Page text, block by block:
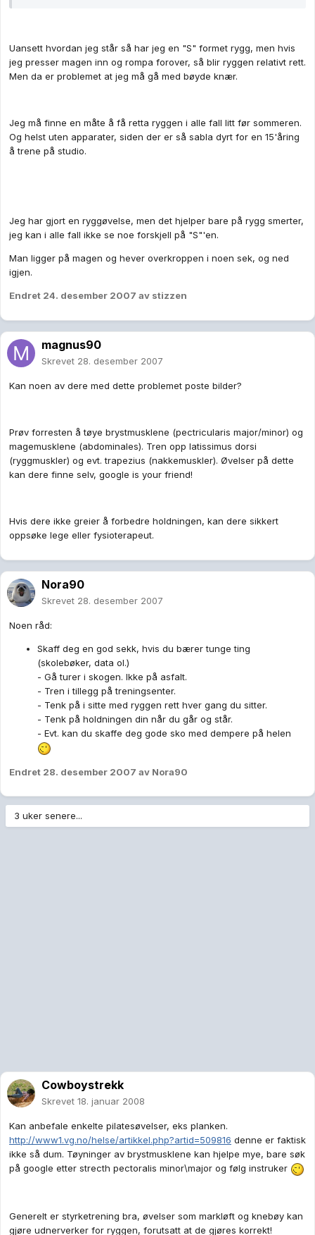
Uansett hvordan jeg står så har jeg en "S" formet rygg, men hvis
jeg presser magen inn og rompa forover, så blir ryggen relativt rett.
Men da er problemet at jeg må gå med bøyde knær.
Jeg må finne en måte å få retta ryggen i alle fall litt før sommeren.
Og helst uten apparater, siden der er så sabla dyrt for en 15'åring
å trene på studio.
Jeg har gjort en ryggøvelse, men det hjelper bare på rygg smerter,
jeg kan i alle fall ikke se noe forskjell på "S"'en.
Man ligger på magen og hever overkroppen i noen sek, og ned
igjen.
Endret 24. desember 2007 av stizzen
magnus90
Skrevet 28. desember 2007
Kan noen av dere med dette problemet poste bilder?
Prøv forresten å tøye brystmusklene (pectricularis major/minor) og
magemusklene (abdominales). Tren opp latissimus dorsi
(ryggmuskler) og evt. trapezius (nakkemuskler). Øvelser på dette
kan dere finne selv, google is your friend!
Hvis dere ikke greier å forbedre holdningen, kan dere sikkert
oppsøke lege eller fysioterapeut.
Nora90
Skrevet 28. desember 2007
Noen råd:
Skaff deg en god sekk, hvis du bærer tunge ting
(skolebøker, data ol.)
- Gå turer i skogen. Ikke på asfalt.
- Tren i tillegg på treningsenter.
- Tenk på i sitte med ryggen rett hver gang du sitter.
- Tenk på holdningen din når du går og står.
- Evt. kan du skaffe deg gode sko med dempere på helen
Endret 28. desember 2007 av Nora90
3 uker senere...
Cowboystrekk
Skrevet 18. januar 2008
Kan anbefale enkelte pilatesøvelser, eks planken.
http://www1.vg.no/helse/artikkel.php?artid=509816 denne er faktisk
ikke så dum. Tøyninger av brystmusklene kan hjelpe mye, bare søk
på google etter strecth pectoralis minor\major og følg instruker
Generelt er styrketrening bra, øvelser som markløft og knebøy kan
gjøre udnerverker for ryggen, forutsatt at de gjøres korrekt!